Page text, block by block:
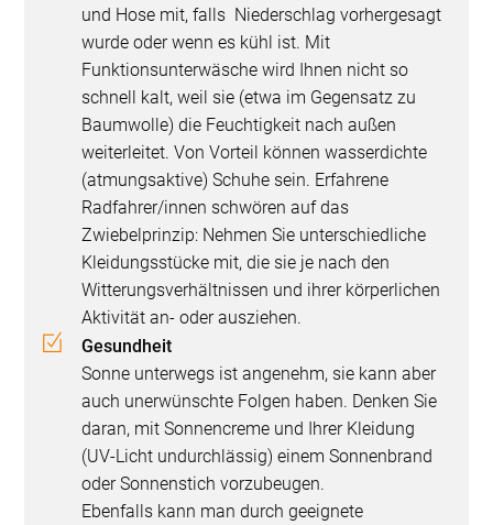
und Hose mit, falls Niederschlag vorhergesagt
wurde oder wenn es kühl ist. Mit
Funktionsunterwäsche wird Ihnen nicht so
schnell kalt, weil sie (etwa im Gegensatz zu
Baumwolle) die Feuchtigkeit nach außen
weiterleitet. Von Vorteil können wasserdichte
(atmungsaktive) Schuhe sein. Erfahrene
Radfahrer/innen schwören auf das
Zwiebelprinzip: Nehmen Sie unterschiedliche
Kleidungsstücke mit, die sie je nach den
Witterungsverhältnissen und ihrer körperlichen
Aktivität an- oder ausziehen.
Gesundheit
Sonne unterwegs ist angenehm, sie kann aber
auch unerwünschte Folgen haben. Denken Sie
daran, mit Sonnencreme und Ihrer Kleidung
(UV-Licht undurchlässig) einem Sonnenbrand
oder Sonnenstich vorzubeugen.
Ebenfalls kann man durch geeignete